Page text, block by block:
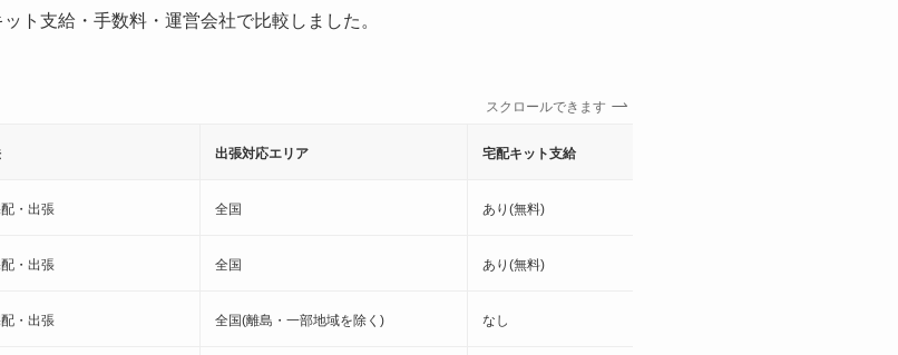
ト支給・手数料・運営会社で比較しました。
スクロールできます
出張対応エリア 宅配キット支給
・出張 全国 あり(無料)
・出張 全国 あり(無料)
・出張 全国(離島・一部地域を除く) なし